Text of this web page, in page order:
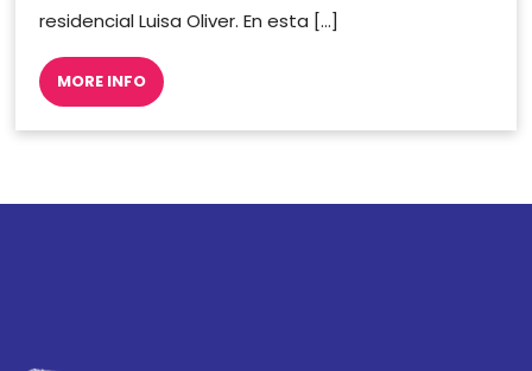
residencial Luisa Oliver. En esta […]
MORE INFO